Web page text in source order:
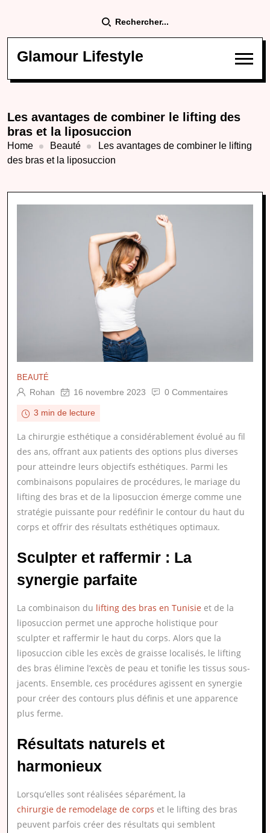
Rechercher...
Glamour Lifestyle
Les avantages de combiner le lifting des
bras et la liposuccion
Home Beauté
Les avantages de combiner le lifting
des bras et la liposuccion
BEAUTÉ
Rohan 16 novembre 2023 0 Commentaires
3 min de lecture
La chirurgie esthétique a considérablement évolué au fil
des ans, offrant aux patients des options plus diverses
pour atteindre leurs objectifs esthétiques. Parmi les
combinaisons populaires de procédures, le mariage du
lifting des bras et de la liposuccion émerge comme une
stratégie puissante pour redéfinir le contour du haut du
corps et offrir des résultats esthétiques optimaux.
Sculpter et raffermir : La
synergie parfaite
La combinaison du lifting des bras en Tunisie et de la
liposuccion permet une approche holistique pour
sculpter et raffermir le haut du corps. Alors que la
liposuccion cible les excès de graisse localisés, le lifting
des bras élimine l’excès de peau et tonifie les tissus sous-
jacents. Ensemble, ces procédures agissent en synergie
pour créer des contours plus définis et une apparence
plus ferme.
Résultats naturels et
harmonieux
Lorsqu’elles sont réalisées séparément, la
chirurgie de remodelage de corps et le lifting des bras
peuvent parfois créer des résultats qui semblent